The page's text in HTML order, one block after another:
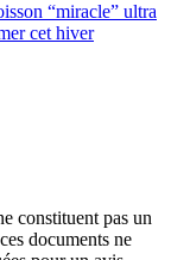
“miracle” ultra
cet hiver
constituent pas un
documents ne